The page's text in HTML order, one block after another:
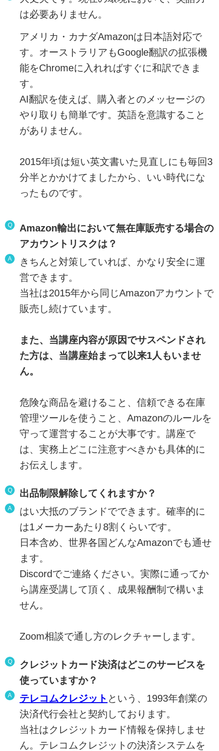
は必要ありません。
アメリカ・カナダAmazonは日本語対応で
す。オーストラリアもGoogle翻訳の拡張機
能をChromeに入れればすぐに和訳できま
す。
AI翻訳を使えば、購入者とのメッセージの
やり取りも簡単です。英語を意識すること
がありません。
2015年頃は短い英文書いた見直しにも毎回3
分半とかかけてましたから、いい時代にな
ったものです。
Q
Amazon輸出において無在庫販売する場合の
アカウントリスクは？
A
きちんと対策していれば、かなり安全に運
営できます。
当社は2015年から同じAmazonアカウントで
販売し続けています。
また、当講座内容が原因でサスペンドされ
た方は、当講座始まって以来1人もいませ
ん。
危険な商品を避けること、信頼できる在庫
管理ツールを使うこと、Amazonのルールを
守って運営することが大事です。講座で
は、実務上どこに注意すべきかも具体的に
お伝えします。
Q 出品制限解除してくれますか？
A
はい大抵のブランドでできます。確率的に
は1メーカーあたり8割くらいです。
日本含め、世界各国どんなAmazonでも通せ
ます。
Discordでご連絡ください。実際に通ってか
ら講座受講して頂く、成果報酬制で構いま
せん。
Zoom相談で通し方のレクチャーします。
Q
クレジットカード決済はどこのサービスを
使っていますか？
A テレコムクレジット という、1993年創業の
決済代行会社と契約しております。
当社はクレジットカード情報を保持しませ
ん。テレコムクレジットの決済システムを